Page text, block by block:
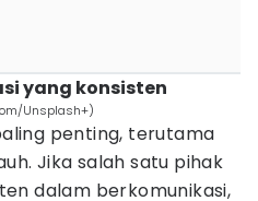
yang konsisten
Unsplash+)
penting, terutama
Jika salah satu pihak
dalam berkomunikasi,